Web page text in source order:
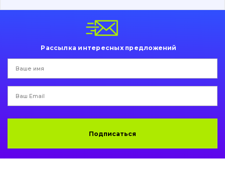
Ножи, режущие кромки
Защита (ковша, адаптера)
Пальци и втулки
Двигатель
написати
зателефонувати
Рассылка интересных предложений
Подписаться